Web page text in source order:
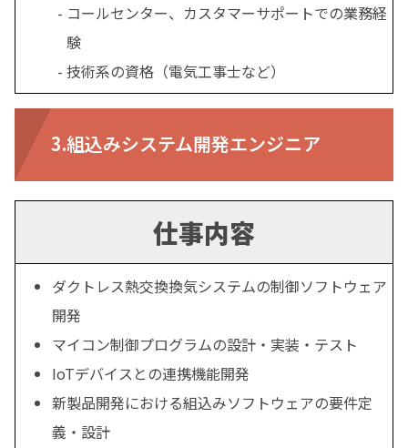
コールセンター、カスタマーサポートでの業務経
験
技術系の資格（電気工事士など）
3.組込みシステム開発エンジニア
仕事内容
ダクトレス熱交換換気システムの制御ソフトウェア
開発
マイコン制御プログラムの設計・実装・テスト
IoTデバイスとの連携機能開発
新製品開発における組込みソフトウェアの要件定
義・設計